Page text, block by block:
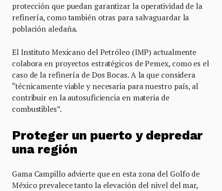
protección que puedan garantizar la operatividad de la
refinería, como también otras para salvaguardar la
población aledaña.
El Instituto Mexicano del Petróleo (IMP) actualmente
colabora en proyectos estratégicos de Pemex, como es el
caso de la refinería de Dos Bocas. A la que considera
“técnicamente viable y necesaria para nuestro país, al
contribuir en la autosuficiencia en materia de
combustibles”.
Proteger un puerto y depredar
una región
Gama Campillo advierte que en esta zona del Golfo de
México prevalece tanto la elevación del nivel del mar,